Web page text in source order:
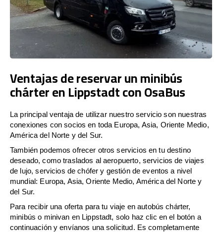
Ventajas de reservar un minibús
chárter en Lippstadt con OsaBus
La principal ventaja de utilizar nuestro servicio son nuestras
conexiones con socios en toda Europa, Asia, Oriente Medio,
América del Norte y del Sur.
También podemos ofrecer otros servicios en tu destino
deseado, como traslados al aeropuerto, servicios de viajes
de lujo, servicios de chófer y gestión de eventos a nivel
mundial: Europa, Asia, Oriente Medio, América del Norte y
del Sur.
Para recibir una oferta para tu viaje en autobús chárter,
minibús o minivan en Lippstadt, solo haz clic en el botón a
continuación y envíanos una solicitud. Es completamente